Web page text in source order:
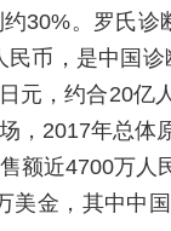
30%。罗氏
币，是中国
元，约合20
，2017年总
额近4700万
美金，其中中